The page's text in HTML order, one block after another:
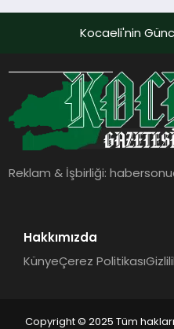
Kocaeli'nin
Reklam & İşbirliği:
Hakkımızda
KünyeÇerez Politikası
Copyright © 2025 Tüm hakları